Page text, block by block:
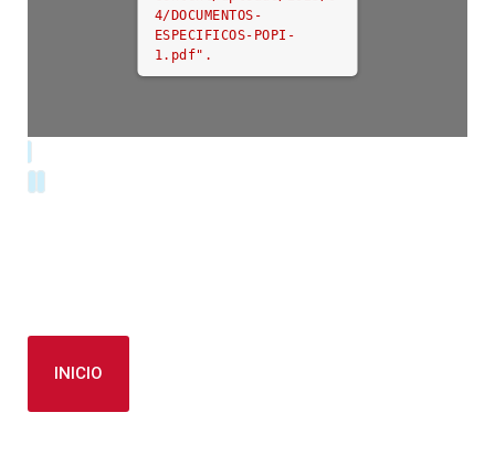
4/DOCUMENTOS-
ESPECIFICOS-POPI-
1.pdf".
INICIO